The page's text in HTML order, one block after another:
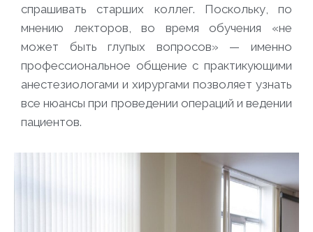
спрашивать старших коллег. Поскольку, по
мнению лекторов, во время обучения «не
может быть глупых вопросов» — именно
профессиональное общение с практикующими
анестезиологами и хирургами позволяет узнать
все нюансы при проведении операций и ведении
пациентов.